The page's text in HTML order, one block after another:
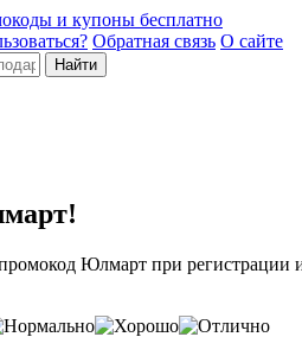
Обратная связь О сайте
Юлмарт при регистрации